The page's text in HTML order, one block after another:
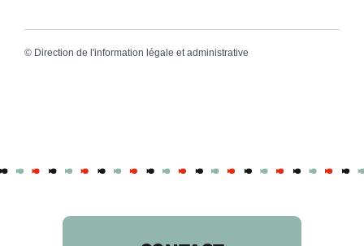
© Direction de l'information légale et administrative